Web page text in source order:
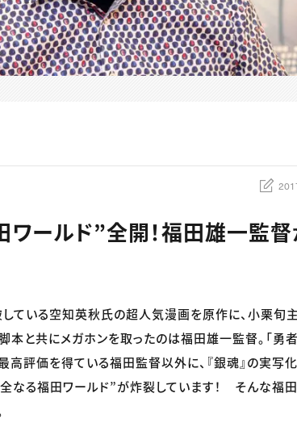
ワールド”全開！福田雄一監
ている空知英秋氏の超人気漫画を原作に、小栗旬
本と共にメガホンを取ったのは福田雄一監督。「勇
高評価を得ている福田監督以外に、『銀魂』の実写
なる福田ワールド”が炸裂しています！ そんな福